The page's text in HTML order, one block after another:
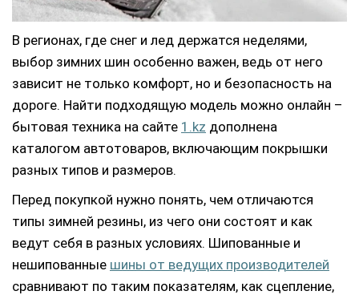
В регионах, где снег и лед держатся неделями,
выбор зимних шин особенно важен, ведь от него
зависит не только комфорт, но и безопасность на
дороге. Найти подходящую модель можно онлайн –
бытовая техника на сайте 1.kz дополнена
каталогом автотоваров, включающим покрышки
разных типов и размеров.
Перед покупкой нужно понять, чем отличаются
типы зимней резины, из чего они состоят и как
ведут себя в разных условиях. Шипованные и
нешипованные шины от ведущих производителей
сравнивают по таким показателям, как сцепление,